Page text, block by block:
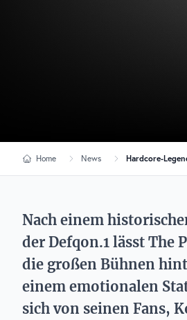
Home News
Nach einem
der Defqon.1 lässt The
die großen Bühnen
einem emotionalen
sich von seinen Fans,